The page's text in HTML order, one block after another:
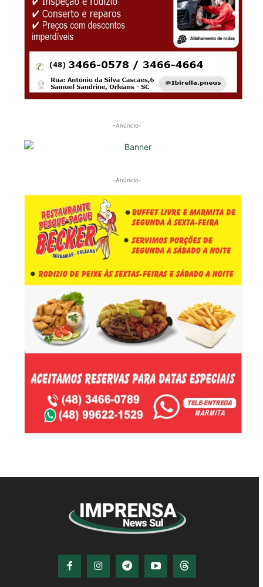
-Anúncio-
-Anúncio-